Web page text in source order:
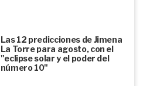
Las 12 predicciones de Jimena
La Torre para agosto, con el
"eclipse solar y el poder del
número 10"